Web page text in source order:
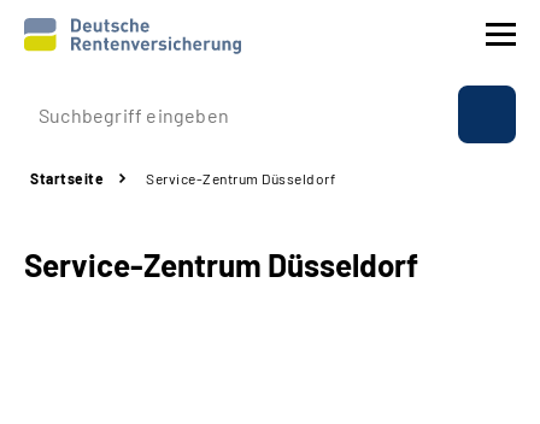
Prävention
Rente
Startseite Service-Zentrum Düsseldorf
Service-Zentrum Düsseldorf